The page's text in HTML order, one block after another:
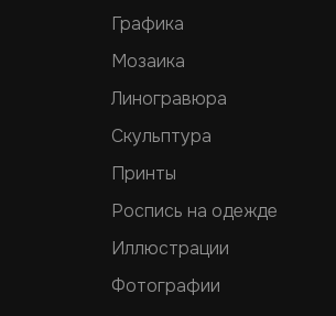
Графика
Мозаика
Линогравюра
Скульптура
Принты
Роспись на одежде
Иллюстрации
Фотографии